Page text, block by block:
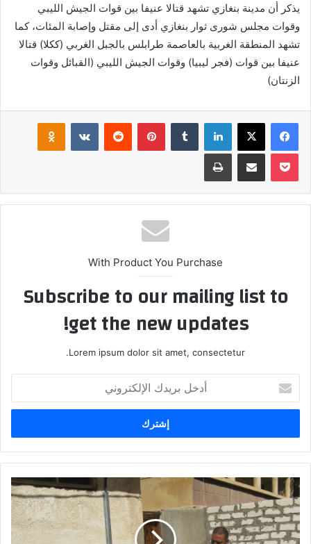
يذكر أن مدينة بنغازي تشهد قتالا عنيفا بين قوات الجيش الليبي
وقوات مجلس شورى ثوار بنغازي أدى إلى مقتل وإصابة المئات، كما
تشهد المنطقة الغربية بالعاصمة طرابلس بالجبل الغربي (ككلا) قتالا
عنيفا بين قوات (فجر ليبيا) وقوات الجيش الليبي (القبائل وقوات
الزنتان)
فيسبوك ‫X لينكدإن بينتيريست
‫Pocket مشاركة عبر البريد طباعة
With Product You Purchase
Subscribe to our mailing list to
get the new updates!
Lorem ipsum dolor sit amet, consectetur.
بريدك
الإلكتروني